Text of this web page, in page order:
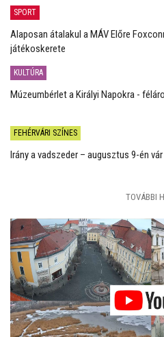
SPORT
Alaposan átalakul a MÁV Előre
játékoskerete
KULTÚRA
Múzeumbérlet a Királyi Napokra -
FEHÉRVÁRI SZÍNES
Irány a vadszeder – augusztus 9-én
TOVÁBBI